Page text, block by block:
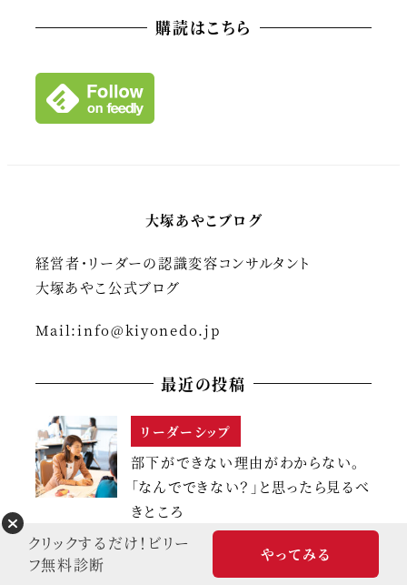
ブ
購読はこちら
大塚あやこブログ
経営者・リーダーの認識変容コンサルタント
大塚あやこ公式ブログ
Mail:info@kiyonedo.jp
最近の投稿
リーダーシップ
部下ができない理由がわからない。
「なんでできない？」と思ったら見るべ
きところ
2026年7月31日
クリックするだけ！ビリー
フ無料診断
やってみる